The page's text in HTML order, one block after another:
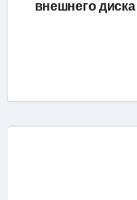
внешнего диска